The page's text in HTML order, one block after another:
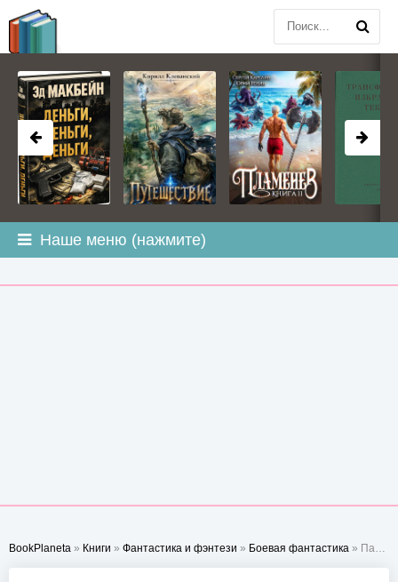
Наше меню (нажмите)
BookPlaneta » Книги » Фантастика и фэнтези » Боевая фантастика » Падение Икара. Том 2 - Евгений Год
BOOKPLANETA.COM